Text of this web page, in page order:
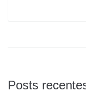
Posts